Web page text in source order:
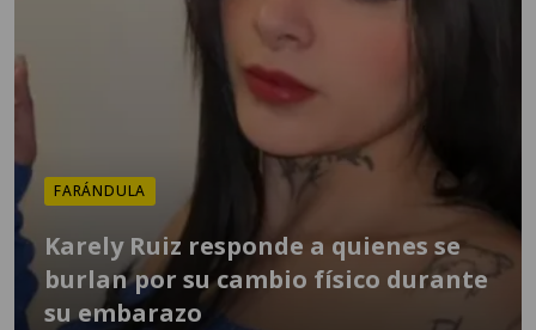
FARÁNDULA
Karely Ruiz responde a quienes se
burlan por su cambio físico durante
su embarazo